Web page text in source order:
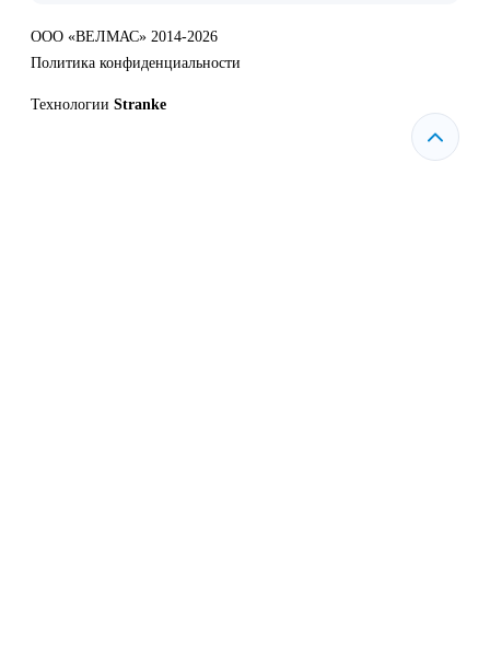
ООО «ВЕЛМАС» 2014-2026
Политика конфиденциальности
Технологии Stranke